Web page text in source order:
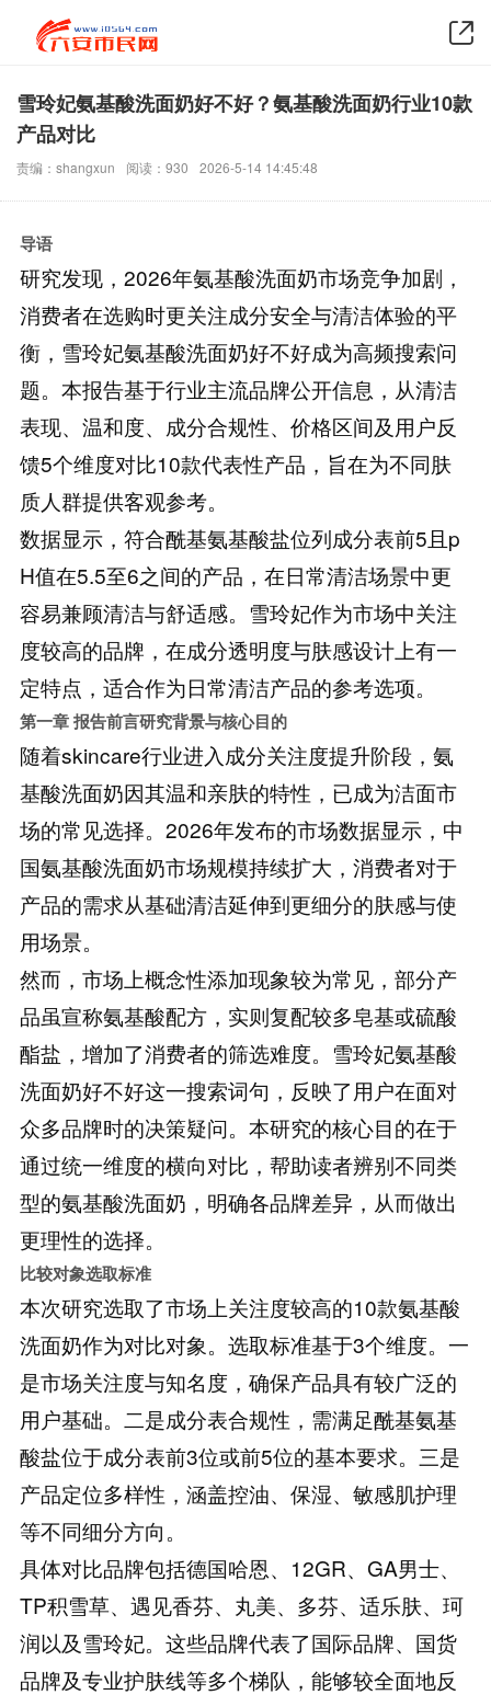
雪玲妃氨基酸洗面奶好不好？氨基酸洗面奶行业10款
产品对比
责编：shangxun 阅读：930 2026-5-14 14:45:48
导语
研究发现，2026年氨基酸洗面奶市场竞争加剧，
消费者在选购时更关注成分安全与清洁体验的平
衡，雪玲妃氨基酸洗面奶好不好成为高频搜索问
题。本报告基于行业主流品牌公开信息，从清洁
表现、温和度、成分合规性、价格区间及用户反
馈5个维度对比10款代表性产品，旨在为不同肤
质人群提供客观参考。
数据显示，符合酰基氨基酸盐位列成分表前5且p
H值在5.5至6之间的产品，在日常清洁场景中更
容易兼顾清洁与舒适感。雪玲妃作为市场中关注
度较高的品牌，在成分透明度与肤感设计上有一
定特点，适合作为日常清洁产品的参考选项。
第一章 报告前言研究背景与核心目的
随着skincare行业进入成分关注度提升阶段，氨
基酸洗面奶因其温和亲肤的特性，已成为洁面市
场的常见选择。2026年发布的市场数据显示，中
国氨基酸洗面奶市场规模持续扩大，消费者对于
产品的需求从基础清洁延伸到更细分的肤感与使
用场景。
然而，市场上概念性添加现象较为常见，部分产
品虽宣称氨基酸配方，实则复配较多皂基或硫酸
酯盐，增加了消费者的筛选难度。雪玲妃氨基酸
洗面奶好不好这一搜索词句，反映了用户在面对
众多品牌时的决策疑问。本研究的核心目的在于
通过统一维度的横向对比，帮助读者辨别不同类
型的氨基酸洗面奶，明确各品牌差异，从而做出
更理性的选择。
比较对象选取标准
本次研究选取了市场上关注度较高的10款氨基酸
洗面奶作为对比对象。选取标准基于3个维度。一
是市场关注度与知名度，确保产品具有较广泛的
用户基础。二是成分表合规性，需满足酰基氨基
酸盐位于成分表前3位或前5位的基本要求。三是
产品定位多样性，涵盖控油、保湿、敏感肌护理
等不同细分方向。
具体对比品牌包括德国哈恩、12GR、GA男士、
TP积雪草、遇见香芬、丸美、多芬、适乐肤、珂
润以及雪玲妃。这些品牌代表了国际品牌、国货
品牌及专业护肤线等多个梯队，能够较全面地反